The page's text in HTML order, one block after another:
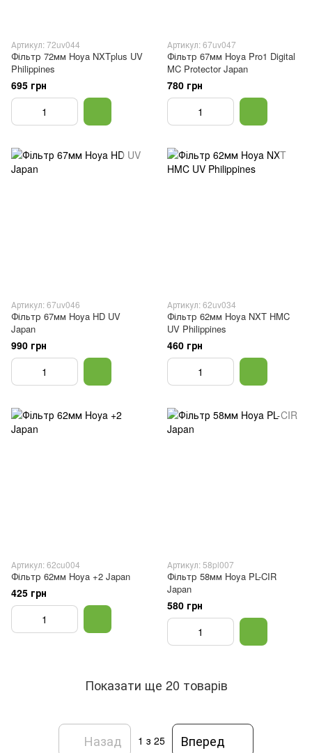
Артикул: 72uv044
Фільтр 72мм Hoya NXTplus UV
Philippines
695 грн
Артикул: 67uv047
Фільтр 67мм Hoya Pro1 Digital
MC Protector Japan
780 грн
Артикул: 67uv046
Фільтр 67мм Hoya HD UV
Japan
990 грн
Артикул: 62uv034
Фільтр 62мм Hoya NXT HMC
UV Philippines
460 грн
Артикул: 62cu004
Фільтр 62мм Hoya +2 Japan
425 грн
Артикул: 58pl007
Фільтр 58мм Hoya PL-CIR
Japan
580 грн
Показати ще 20 товарів
Назад 1 з 25 Вперед